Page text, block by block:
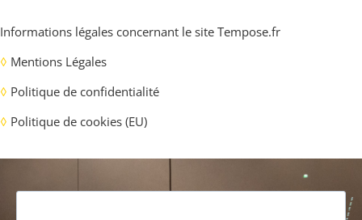
Informations légales concernant le site Tempose.fr
◊ Mentions Légales
◊ Politique de confidentialité
◊ Politique de cookies (EU)